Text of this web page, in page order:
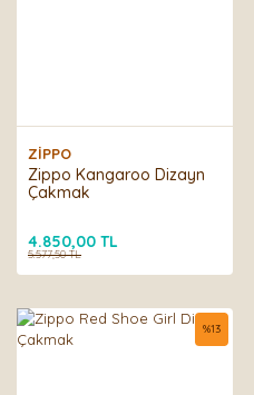
ZİPPO
Zippo Kangaroo Dizayn
Çakmak
4.850,00 TL
5.577,50 TL
%13